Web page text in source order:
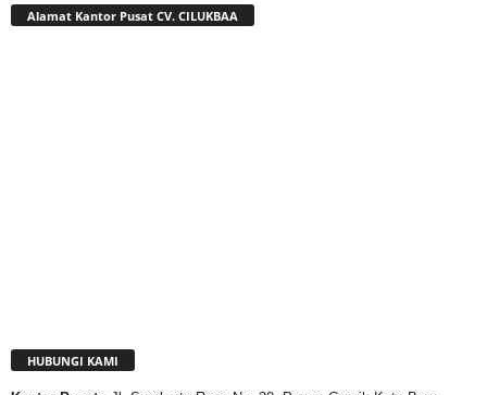
Alamat Kantor Pusat CV. CILUKBAA
HUBUNGI KAMI